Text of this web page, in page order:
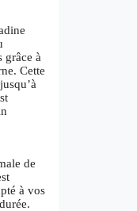
grâce à
Cette
de
à vos